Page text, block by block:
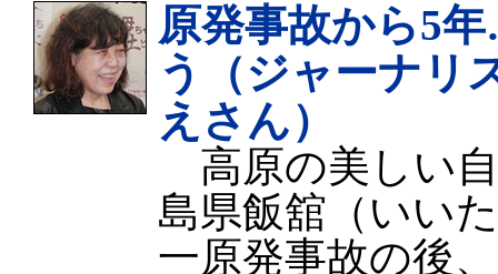
原発事故から5
う（ジャーナリ
えさん）
高原の美しい
島県飯舘（いい
一原発事故の後